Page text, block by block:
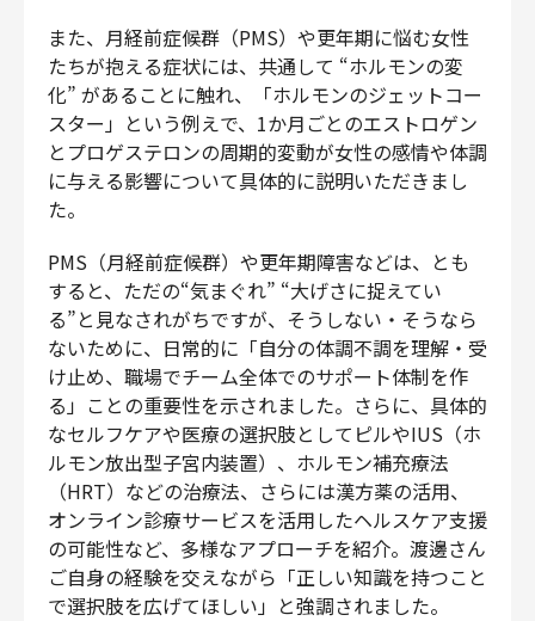
また、月経前症候群（PMS）や更年期に悩む女性
たちが抱える症状には、共通して “ホルモンの変
化” があることに触れ、「ホルモンのジェットコー
スター」という例えで、1か月ごとのエストロゲン
とプロゲステロンの周期的変動が女性の感情や体調
に与える影響について具体的に説明いただきまし
た。
PMS（月経前症候群）や更年期障害などは、とも
すると、ただの“気まぐれ” “大げさに捉えてい
る”と見なされがちですが、そうしない・そうなら
ないために、日常的に「自分の体調不調を理解・受
け止め、職場でチーム全体でのサポート体制を作
る」ことの重要性を示されました。さらに、具体的
なセルフケアや医療の選択肢としてピルやIUS（ホ
ルモン放出型子宮内装置）、ホルモン補充療法
（HRT）などの治療法、さらには漢方薬の活用、
オンライン診療サービスを活用したヘルスケア支援
の可能性など、多様なアプローチを紹介。渡邊さん
ご自身の経験を交えながら「正しい知識を持つこと
で選択肢を広げてほしい」と強調されました。